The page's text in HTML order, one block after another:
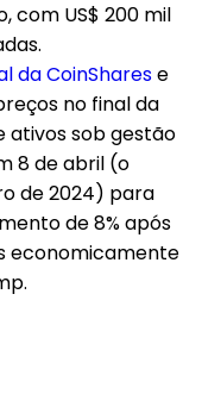
com US$ 200 mil
da CoinSharese
no final da
ativos sob gestão
8 de abril (o
de 2024) para
de 8% após
economicamente